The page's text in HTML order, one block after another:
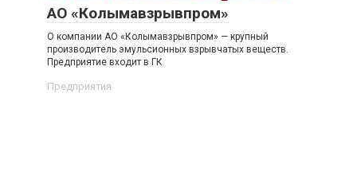
АО «Колымавзрывпром»
О компании АО «Колымавзрывпром» — крупный
производитель эмульсионных взрывчатых веществ.
Предприятие входит в ГК
Предприятия